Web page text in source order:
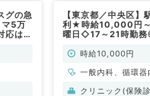
グの急
5万
応はご
【東京都／中央区】
利★時給10,000円～
曜日◇17～21時勤務
時給10,000円
一般内科、循環器
代謝内科、腎臓内
クリニック(保険